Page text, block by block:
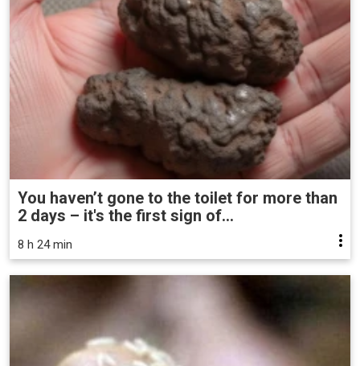
You haven’t gone to the toilet for more than
2 days – it's the first sign of...
8 h 24 min